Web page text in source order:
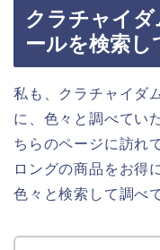
クラチャイ
ールを検索し
私も、クラチャイダ
に、色々と調べてい
ちらのページに訪れ
ロングの商品をお得
色々と検索して調べ